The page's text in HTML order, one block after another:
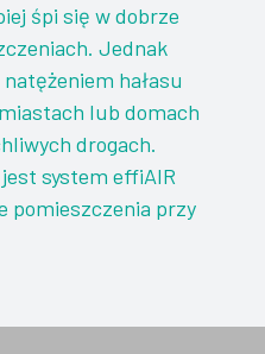
śpi się w dobrze
Jednak
hałasu
lub domach
drogach.
system effiAIR
pomieszczenia przy